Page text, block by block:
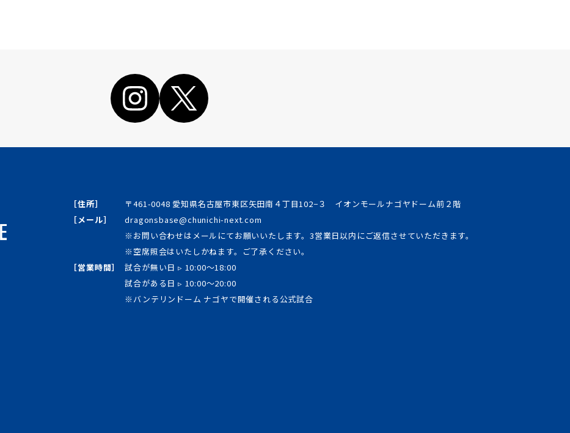
［住所］
〒461-0048 愛知県名古屋市東区矢田南４丁目102−３ イオンモールナゴヤドーム前２階
［メール］
dragonsbase@chunichi-next.com
※お問い合わせはメールにてお願いいたします。3営業日以内にご返信させていただきます。
※空席照会はいたしかねます。ご了承ください。
［営業時間］
試合が無い日 ▹ 10:00～18:00
試合がある日 ▹ 10:00～20:00
※バンテリンドーム ナゴヤで開催される公式試合